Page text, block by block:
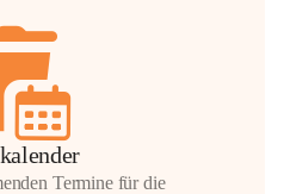
Termine für die